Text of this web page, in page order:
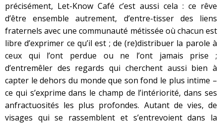
précisément, Let-Know Café c’est aussi cela : ce rêve
d’être ensemble autrement, d’entre-tisser des liens
fraternels avec une communauté métissée où chacun est
libre d’exprimer ce qu’il est ; de (re)distribuer la parole à
ceux qui l’ont perdue ou ne l’ont jamais prise ;
d’entremêler des regards qui cherchent aussi bien à
capter le dehors du monde que son fond le plus intime –
ce qui s’exprime dans le champ de l’intériorité, dans ses
anfractuosités les plus profondes. Autant de vies, de
visages qui se rassemblent et s’entrevoient dans la